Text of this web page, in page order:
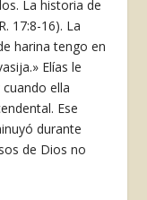
La historia de
17:8-16). La
harina tengo en
Elías le
ella
Ese
durante
de Dios no